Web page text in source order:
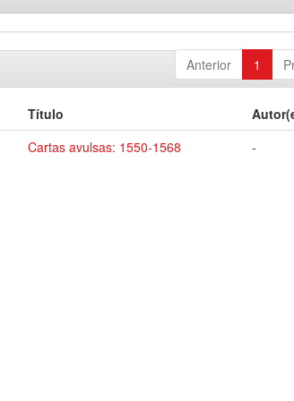
Anterior 1
Título
Cartas avulsas: 1550-1568 -